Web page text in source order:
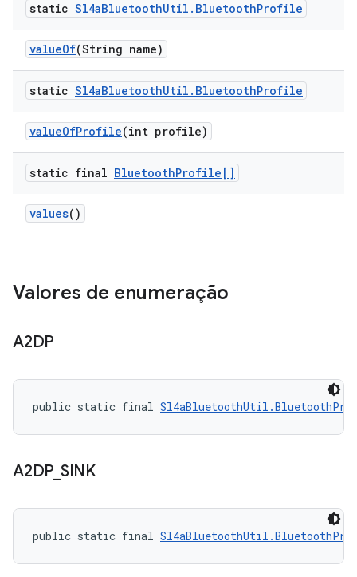
static Sl4aBluetoothUtil . BluetoothProfile
valueOf(String name)
static Sl4aBluetoothUtil . BluetoothProfile
valueOfProfile(int profile)
static final BluetoothProfile[]
values()
Valores de enumeração
A2DP
public static final
A2DP_ SINK
public static final